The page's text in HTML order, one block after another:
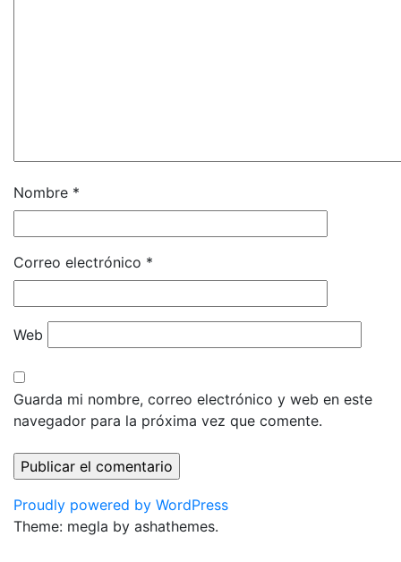
Nombre *
Correo electrónico *
Web
Guarda mi nombre, correo electrónico y web en este
navegador para la próxima vez que comente.
Proudly powered by WordPress
Theme: megla by ashathemes.